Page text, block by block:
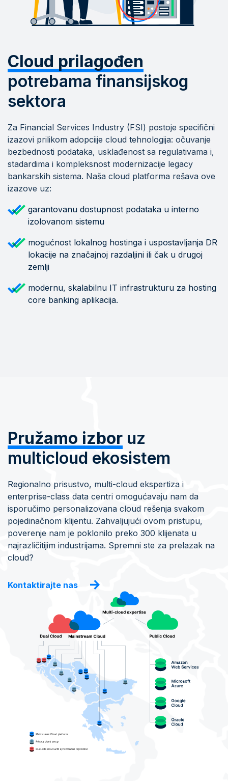
Cloud prilagođen
potrebama finansijskog
sektora
Za Financial Services Industry (FSI) postoje specifični
izazovi prilikom adopciije cloud tehnologija: očuvanje
bezbednosti podataka, usklađenost sa regulativama i,
stadardima i kompleksnost modernizacije legacy
bankarskih sistema. Naša cloud platforma rešava ove
izazove uz:
garantovanu dostupnost podataka u interno
izolovanom sistemu
mogućnost lokalnog hostinga i uspostavljanja DR
lokacije na značajnoj razdaljini ili čak u drugoj
zemlji
modernu, skalabilnu IT infrastrukturu za hosting
core banking aplikacija.
Pružamo izbor uz
multicloud ekosistem
Regionalno prisustvo, multi-cloud ekspertiza i
enterprise-class data centri omogućavaju nam da
isporučimo personalizovana cloud rešenja svakom
pojedinačnom klijentu. Zahvaljujući ovom pristupu,
poverenje nam je poklonilo preko 300 klijenata u
najrazličitijim industrijama. Spremni ste za prelazak na
cloud?
Kontaktirajte nas